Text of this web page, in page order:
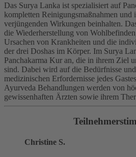
Das Surya Lanka ist spezialisiert auf
kompletten Reinigungsmaßnahmen und
verjüngenden Wirkungen beinhalten.
die Wiederherstellung von
Ursachen von Krankheiten und die
der drei Doshas im Körper. Im Surya
Panchakarma Kur an, die in ihrem Ziel
sind. Dabei wird auf die Bedürfnisse
medizinischen Erfordernisse jedes
Ayurveda Behandlungen werden von
gewissenhaften Ärzten sowie ihrem
Christine S.